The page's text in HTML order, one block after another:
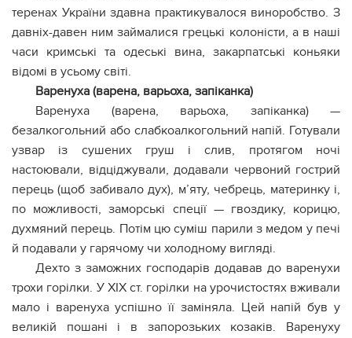
теренах України здавна практикувалося виноробство. З
давніх-давен ним займалися грецькі колоністи, а в наші
часи кримські та одеські вина, закарпатські коньяки
відомі в усьому світі.
Варенуха (варена, варьоха, запіканка)
Варенуха (варена, варьоха, запіканка) —
безалкогольний або слабкоалкогольний напій. Готували
узвар із сушених груш і слив, протягом ночі
настоювали, відціджували, додавали червоний гострий
перець (щоб забивало дух), м’яту, чебрець, материнку і,
по можливості, заморські спеції — гвоздику, корицю,
духмяний перець. Потім цю суміш парили з медом у печі
й подавали у гарячому чи холодному вигляді.
Дехто з заможних господарів додавав до варенухи
трохи горілки. У XIX ст. горілки на урочистостях вживали
мало і варенуха успішно її заміняла. Цей напій був у
великій пошані і в запорозьких козаків. Варенуху